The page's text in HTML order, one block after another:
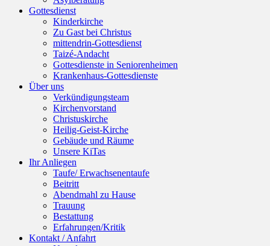
Gottesdienst
Kinderkirche
Zu Gast bei Christus
mittendrin-Gottesdienst
Taizé-Andacht
Gottesdienste in Seniorenheimen
Krankenhaus-Gottesdienste
Über uns
Verkündigungsteam
Kirchenvorstand
Christuskirche
Heilig-Geist-Kirche
Gebäude und Räume
Unsere KiTas
Ihr Anliegen
Taufe/ Erwachsenentaufe
Beitritt
Abendmahl zu Hause
Trauung
Bestattung
Erfahrungen/Kritik
Kontakt / Anfahrt